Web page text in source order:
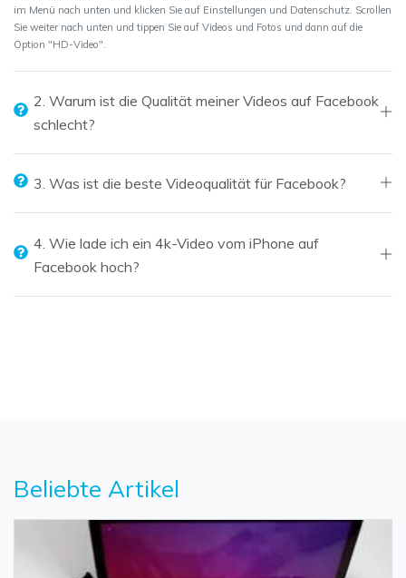
im Menü nach unten und klicken Sie auf Einstellungen und Datenschutz. Scrollen
Sie weiter nach unten und tippen Sie auf Videos und Fotos und dann auf die
Option "HD-Video".
2. Warum ist die Qualität meiner Videos auf Facebook
schlecht?
3. Was ist die beste Videoqualität für Facebook?
4. Wie lade ich ein 4k-Video vom iPhone auf
Facebook hoch?
Beliebte Artikel